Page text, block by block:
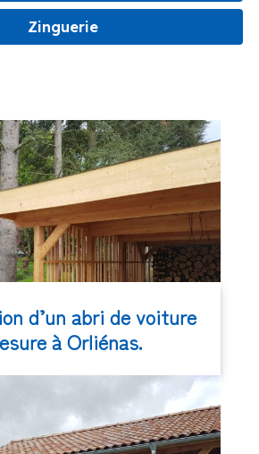
Zinguerie
d’un abri de voiture
à Orliénas.